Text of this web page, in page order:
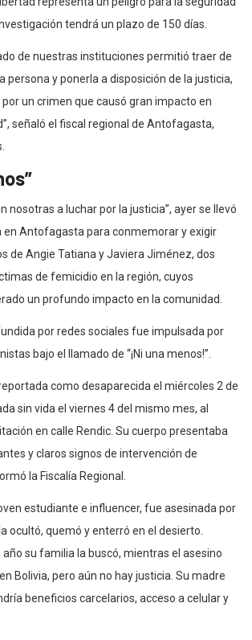
tendrá un plazo de 150 días.
de nuestras instituciones permitió traer de
persona y ponerla a disposición de la justicia,
un crimen que causó gran impacto en
señaló el fiscal regional de Antofagasta,
nosotras a luchar por la justicia”, ayer se llevó
en Antofagasta para conmemorar y exigir
de Angie Tatiana y Javiera Jiménez, dos
de femicidio en la región, cuyos
un profundo impacto en la comunidad.
por redes sociales fue impulsada por
bajo el llamado de “¡Ni una menos!”.
como desaparecida el miércoles 2 de
sin vida el viernes 4 del mismo mes, al
en calle Rendic. Su cuerpo presentaba
y claros signos de intervención de
la Fiscalía Regional.
estudiante e influencer, fue asesinada por
ocultó, quemó y enterró en el desierto.
año su familia la buscó, mientras el asesino
Bolivia, pero aún no hay justicia. Su madre
beneficios carcelarios, acceso a celular y